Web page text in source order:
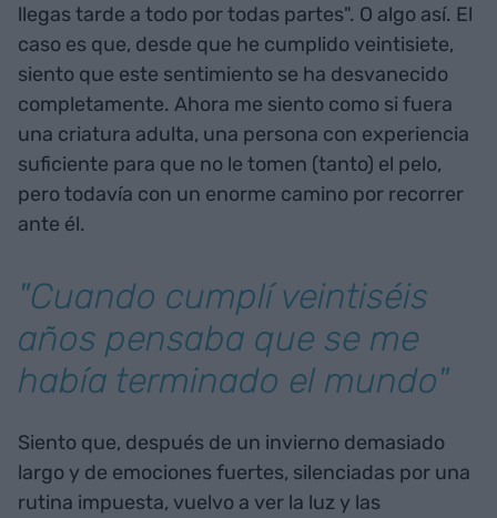
llegas tarde a todo por todas partes". O algo así. El
caso es que, desde que he cumplido veintisiete,
siento que este sentimiento se ha desvanecido
completamente. Ahora me siento como si fuera
una criatura adulta, una persona con experiencia
suficiente para que no le tomen (tanto) el pelo,
pero todavía con un enorme camino por recorrer
ante él.
"Cuando cumplí veintiséis
años pensaba que se me
había terminado el mundo"
Siento que, después de un invierno demasiado
largo y de emociones fuertes, silenciadas por una
rutina impuesta, vuelvo a ver la luz y las